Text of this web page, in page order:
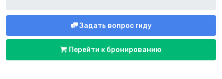
Задать вопрос гиду
Перейти к бронированию